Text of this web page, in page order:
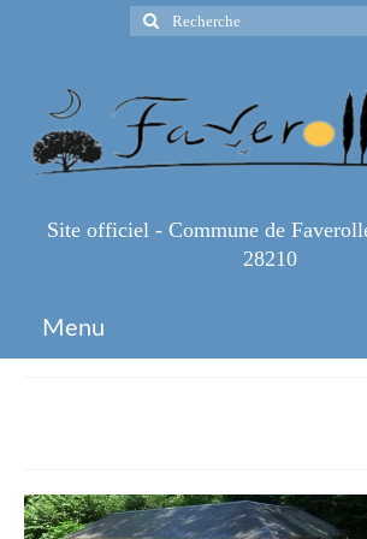
Rechercher
:
Site officiel - Commune de
28210
Menu
Infos Pratiques